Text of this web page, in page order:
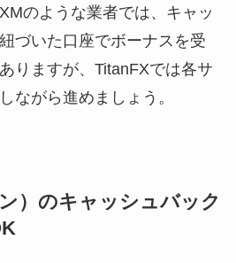
のような業者では、キャッ
づいた口座でボーナスを受
りますが、TitanFXでは各サ
ながら進めましょう。
）のキャッシュバック